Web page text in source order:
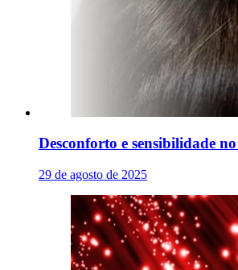
Desconforto e sensibilidade
29 de agosto de 2025